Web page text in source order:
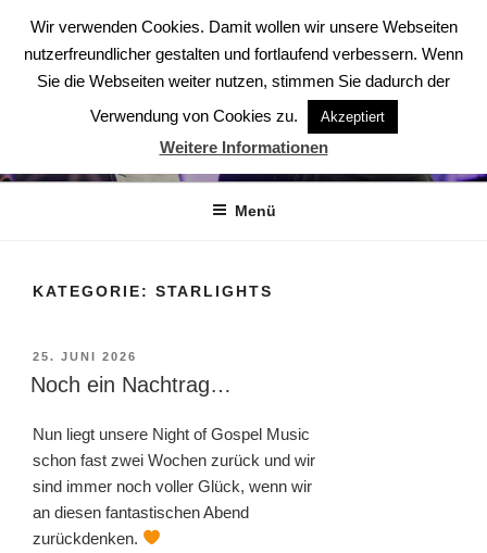
Inhalt
springen
ABENDSTERNE – DER CHOR
Der Chor aus Ludwigsburg
Menü
KATEGORIE: STARLIGHTS
VERÖFFENTLICHT
AM
25. JUNI 2026
Noch ein Nachtrag…
Nun liegt unsere Night of Gospel Music
schon fast zwei Wochen zurück und wir
sind immer noch voller Glück, wenn wir
an diesen fantastischen Abend
zurückdenken.
Wir verwenden Cookies. Damit wollen wir unsere Webseiten
nutzerfreundlicher gestalten und fortlaufend verbessern. Wenn
Sie die Webseiten weiter nutzen, stimmen Sie dadurch der
Verwendung von Cookies zu.
Akzeptiert
Weitere Informationen